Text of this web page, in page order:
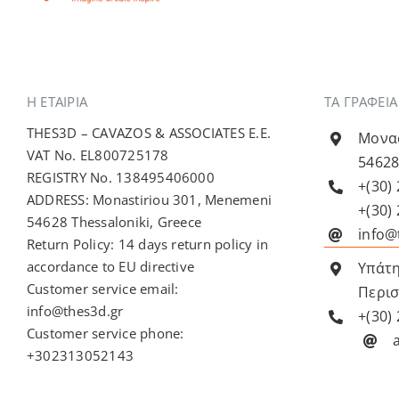
προϊόντος
Η ΕΤΑΙΡΊΑ
THES3D – CAVAZOS & ASSOCIATES E.E.
VAT No. EL800725178
REGISTRY No. 138495406000
ADDRESS: Monastiriou 301, Menemeni
54628 Thessaloniki, Greece
Return Policy: 14 days return policy in
accordance to EU directive
Customer service email:
info@thes3d.gr
Customer service phone:
+302313052143
ΤΑ
+(30)
+(30)
+(30)